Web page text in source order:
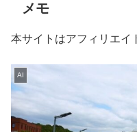
メモ
本サイトはアフィリエイ
AI